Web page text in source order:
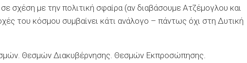
σχέση με την πολιτική σφαίρα (αν διαβάσουμε Ατζέμογλου και
του κόσμου συμβαίνει κάτι ανάλογο – πάντως όχι στη Δυτική
Θεσμών Διακυβέρνησης. Θεσμών Εκπροσώπησης.